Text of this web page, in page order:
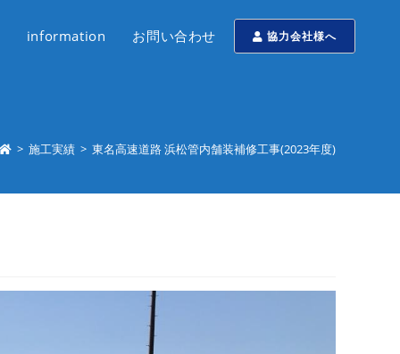
協力会社様へ
information お問い合わせ
> 施工実績 > 東名高速道路 浜松管内舗装補修工事(2023年度)